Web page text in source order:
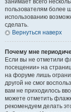
занимает всего
пользователям более
использованию
сделать.
Вернуться наверх
Почему мне
Если вы не отметили
посещении» на
на форуме лишь
другой не смог
вам не приходилось
можете отметить
рекомендуем делать